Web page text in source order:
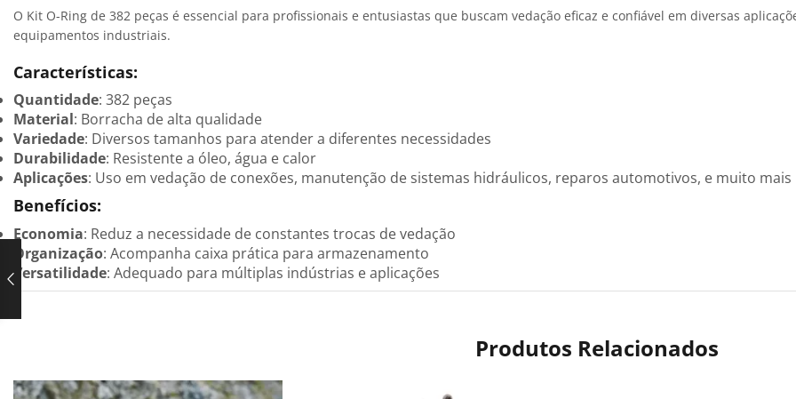
O Kit O-Ring de 382 peças é essencial para profissionais e entusiastas que buscam vedação eficaz e confiável em diversas
equipamentos industriais.
Características:
Quantidade: 382 peças
Material: Borracha de alta qualidade
Variedade: Diversos tamanhos para atender a diferentes necessidades
Durabilidade: Resistente a óleo, água e calor
Aplicações: Uso em vedação de conexões, manutenção de sistemas hidráulicos, reparos automotivos, e muito mais
Benefícios:
Economia: Reduz a necessidade de constantes trocas de vedação
Organização: Acompanha caixa prática para armazenamento
Versatilidade: Adequado para múltiplas indústrias e aplicações
Produtos Relacionados